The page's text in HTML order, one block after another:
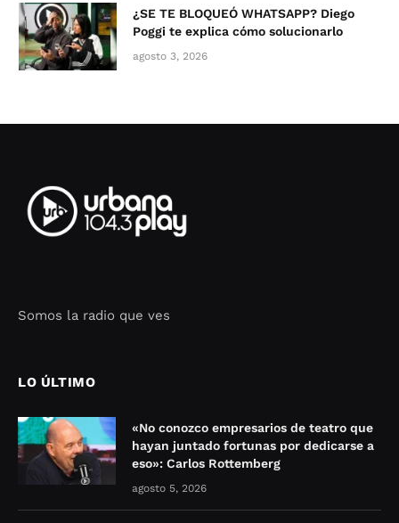
¿SE TE BLOQUEÓ WHATSAPP? Diego
Poggi te explica cómo solucionarlo
agosto 3, 2026
Somos la radio que ves
LO ÚLTIMO
«No conozco empresarios de teatro que
hayan juntado fortunas por dedicarse a
eso»: Carlos Rottemberg
agosto 5, 2026